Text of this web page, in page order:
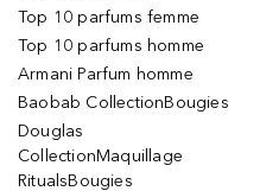
Top 10 parfums femme
Top 10 parfums homme
Armani Parfum homme
Baobab CollectionBougies
Douglas
CollectionMaquillage
RitualsBougies